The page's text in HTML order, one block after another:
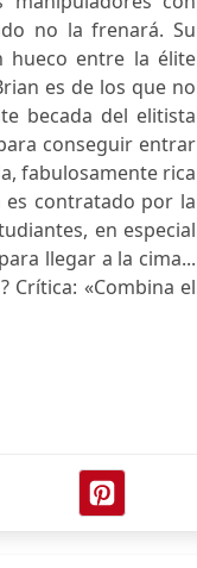
no la frenará. Su
hueco entre la élite
es de los que no
becada del elitista
conseguir entrar
fabulosamente rica
es contratado por la
en especial
llegar a la cima...
Crítica: «Combina el